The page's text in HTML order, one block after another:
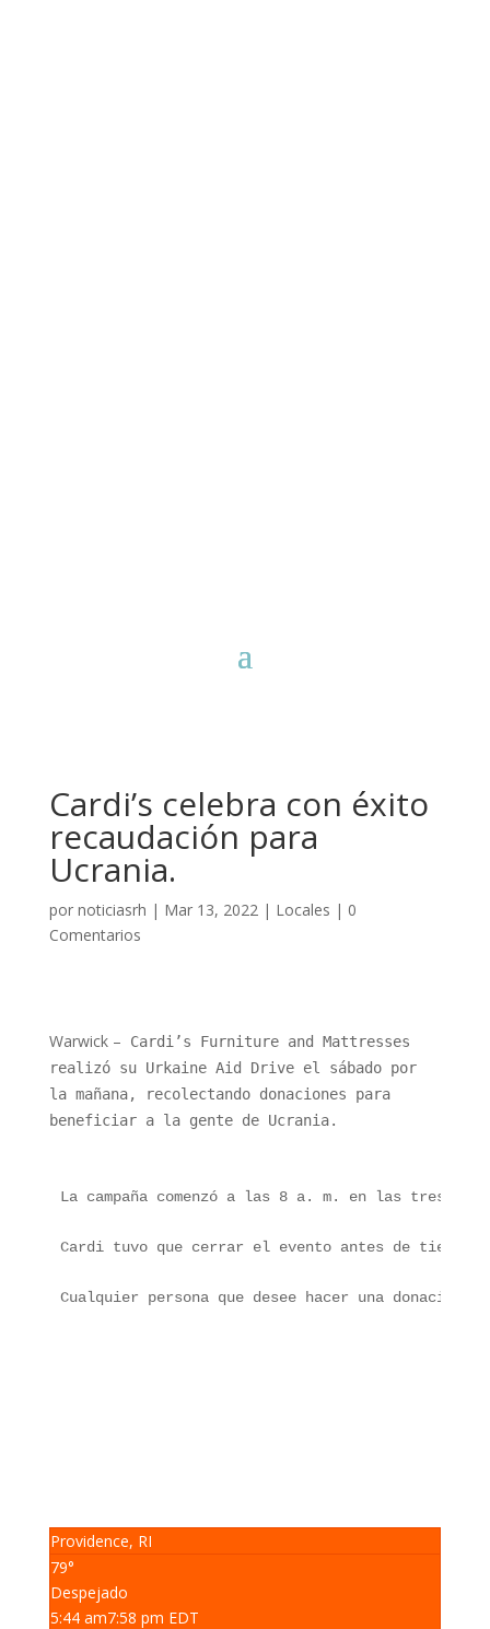
Cardi’s celebra con éxito
recaudación para
Ucrania.
por noticiasrh | Mar 13, 2022| Locales | 0
Comentarios
Warwick –
Cardi’s Furniture and Mattresses
realizó su Urkaine Aid Drive el sábado por
la mañana, recolectando donaciones para
beneficiar a la gente de Ucrania.
La campaña comenzó a las 8 a. m. en las tres
Cardi tuvo que cerrar el evento antes de tiempo
Cualquier persona que desee hacer una donación
Providence, RI
79°
Despejado
5:44 am7:58 pm EDT